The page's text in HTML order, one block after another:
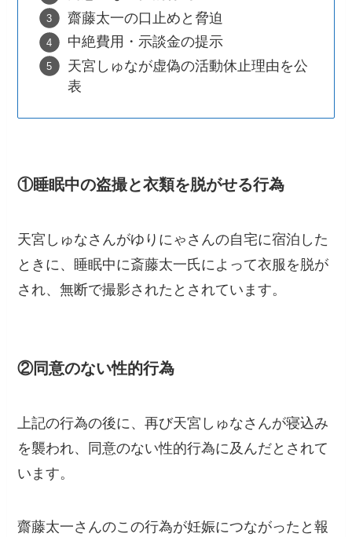
齋藤太一の口止めと脅迫
中絶費用・示談金の提示
天宮しゅなが虚偽の活動休止理由を公
表
①睡眠中の盗撮と衣類を脱がせる行為
天宮しゅなさんがゆりにゃさんの自宅に宿泊した
ときに、睡眠中に斎藤太一氏によって衣服を脱が
され、無断で撮影されたとされています。
②同意のない性的行為
上記の行為の後に、再び天宮しゅなさんが寝込み
を襲われ、同意のない性的行為に及んだとされて
います。
齋藤太一さんのこの行為が妊娠につながったと報